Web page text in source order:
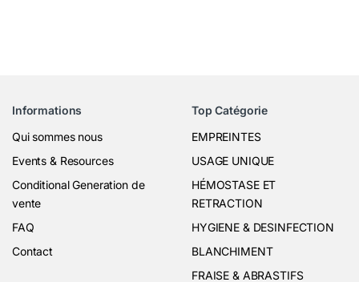
Informations
Qui sommes nous
Events & Resources
Conditional Generation de
vente
FAQ
Contact
Top Catégorie
EMPREINTES
USAGE UNIQUE
HÉMOSTASE ET
RETRACTION
HYGIENE & DESINFECTION
BLANCHIMENT
FRAISE & ABRASTIFS